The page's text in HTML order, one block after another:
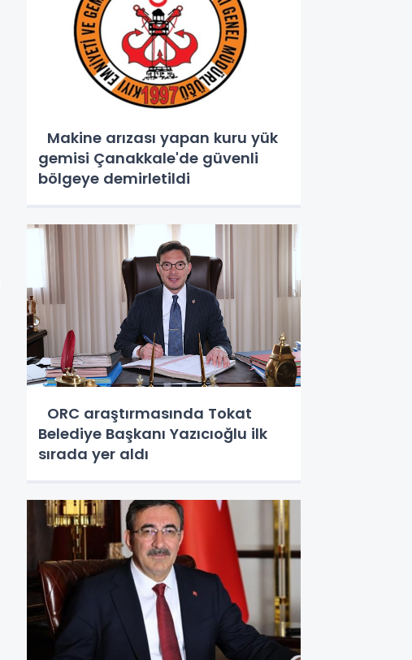
Makine arızası yapan kuru yük
gemisi Çanakkale'de güvenli
bölgeye demirletildi
ORC araştırmasında Tokat
Belediye Başkanı Yazıcıoğlu ilk
sırada yer aldı